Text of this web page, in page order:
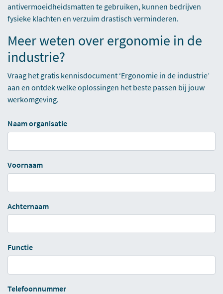
antivermoeidheidsmatten te gebruiken, kunnen bedrijven
fysieke klachten en verzuim drastisch verminderen.
Meer weten over ergonomie in de
industrie?
Vraag het gratis kennisdocument ‘Ergonomie in de industrie’
aan en ontdek welke oplossingen het beste passen bij jouw
werkomgeving.
Naam organisatie
Voornaam
Achternaam
Functie
Telefoonnummer